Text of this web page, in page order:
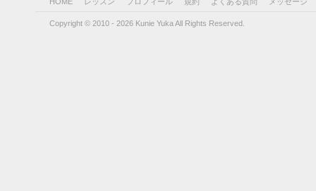
Copyright © 2010 - 2026 Kunie Yuka All Rights Reserved.